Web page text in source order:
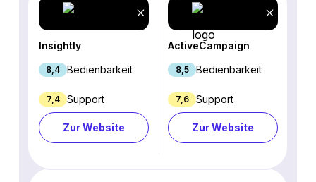
Insightly
8,4 Bedienbarkeit
7,4 Support
Zur Website
ActiveCampaign
8,5 Bedienbarkeit
7,6 Support
Zur Website